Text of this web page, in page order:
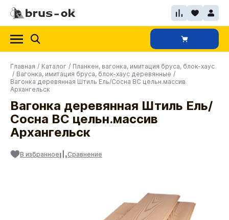
Главная / Каталог / Планкен, вагонка, имитация бруса, блок-хаус
/ Вагонка, имитация бруса, блок-хаус деревянные /
Вагонка деревянная Штиль Ель/Сосна ВС цельн.массив
Архангельск
Вагонка деревянная Штиль Ель/
Сосна ВС цельн.массив
Архангельск
В избранное Сравнение